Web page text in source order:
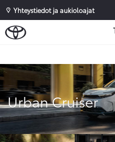
Yhteystiedot ja aukioloajat
Urban Cruiser